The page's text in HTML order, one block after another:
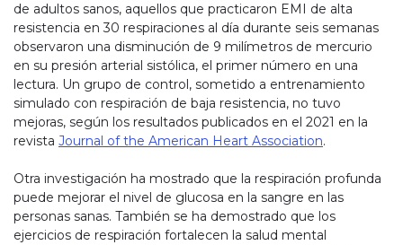
de adultos sanos, aquellos que practicaron EMI de alta
resistencia en 30 respiraciones al día durante seis semanas
observaron una disminución de 9 milímetros de mercurio
en su presión arterial sistólica, el primer número en una
lectura. Un grupo de control, sometido a entrenamiento
simulado con respiración de baja resistencia, no tuvo
mejoras, según los resultados publicados en el 2021 en la
revista Journal of the American Heart Association.
Otra investigación ha mostrado que la respiración profunda
puede mejorar el nivel de glucosa en la sangre en las
personas sanas. También se ha demostrado que los
ejercicios de respiración fortalecen la salud mental